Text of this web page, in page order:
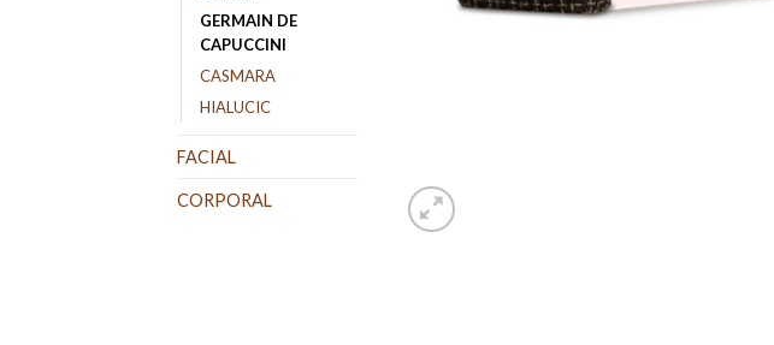
GERMAIN DE
CAPUCCINI
CASMARA
HIALUCIC
FACIAL
CORPORAL